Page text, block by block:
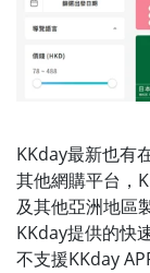
KKday最新也有
其他網購平台，
及其他亞洲地區
KKday提供的快
不支援KKday